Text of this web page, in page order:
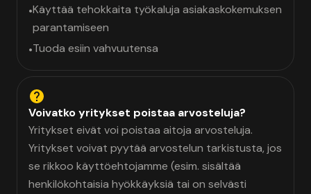
•Käyttää tehokkaita työkaluja asiakaskokemuksen
parantamiseen
•Tuoda esiin vahvuutensa
Voivatko yritykset poistaa arvosteluja?
Yritykset eivät voi poistaa aitoja arvosteluja.
Yritykset voivat pyytää arvostelun tarkistusta, jos
se rikkoo käyttöehtojamme (esim. sisältää
henkilökohtaisia hyökkäyksiä tai on selvästi